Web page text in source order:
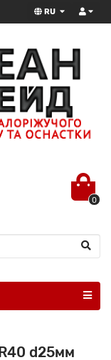
RU
0
d25мм